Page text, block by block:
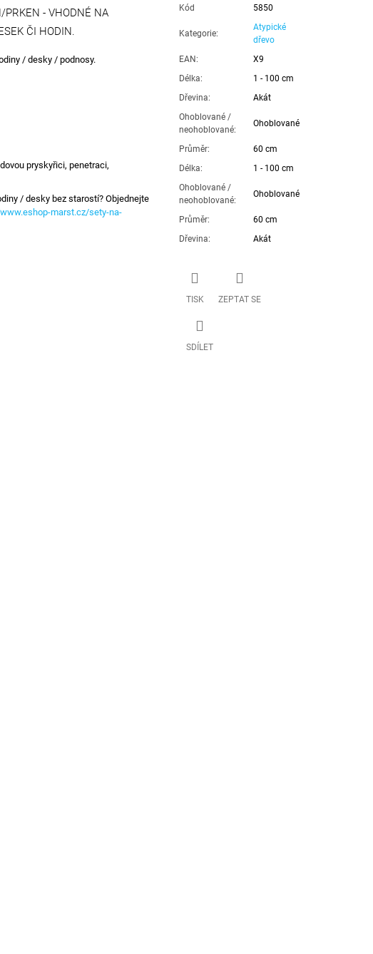
PRKEN - VHODNÉ NA
ČI HODIN.
/ desky / podnosy.
pryskyřici, penetraci,
/ desky bez starostí? Objednejte
marst.cz/sety-na-
Kód 5850
Kategorie:
Atypické
dřevo
EAN :
X9
Délka:
1 - 100 cm
Dřevina:
Akát
Ohoblované /
neohoblované:
Ohoblované
Průměr:
60 cm
Délka:
1 - 100 cm
Ohoblované /
neohoblované:
Ohoblované
Průměr:
60 cm
Dřevina: Akát
TISK ZEPTAT SE
SDÍLET